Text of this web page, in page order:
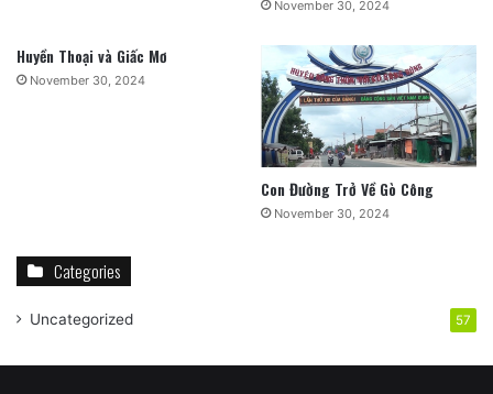
November 30, 2024
Huyền Thoại và Giấc Mơ
November 30, 2024
Con Đường Trở Về Gò Công
November 30, 2024
Categories
Uncategorized 57